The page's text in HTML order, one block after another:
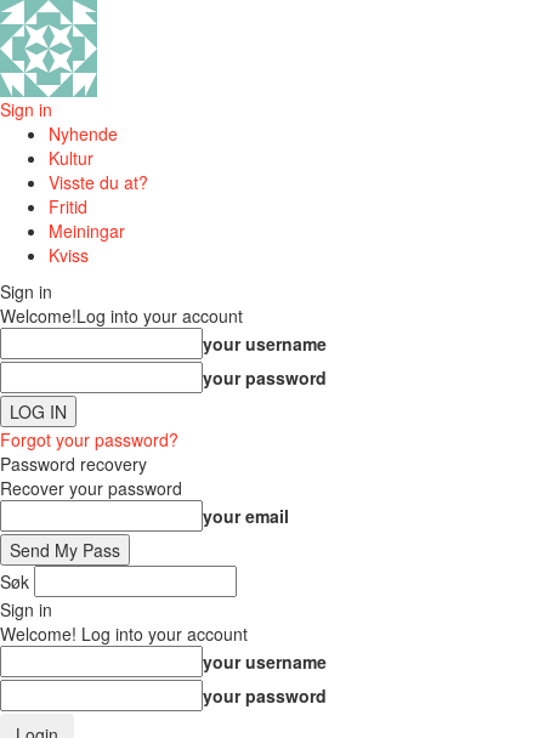
Sign in
Nyhende
Kultur
Visste du at?
Fritid
Meiningar
Kviss
Sign in
Welcome!Log into your account
your username
your password
Forgot your password?
Password recovery
Recover your password
your email
Søk
Sign in
Welcome! Log into your account
your username
your password